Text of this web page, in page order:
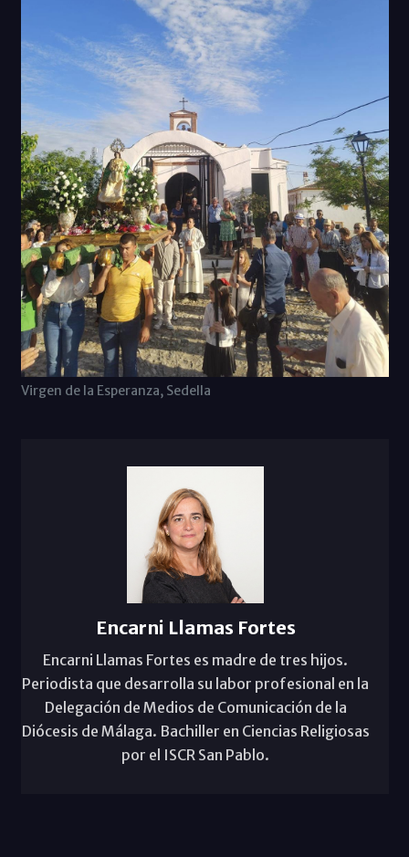
Virgen de la Esperanza, Sedella
Encarni Llamas Fortes
Encarni Llamas Fortes es madre de tres hijos.
Periodista que desarrolla su labor profesional en la
Delegación de Medios de Comunicación de la
Diócesis de Málaga. Bachiller en Ciencias Religiosas
por el ISCR San Pablo.